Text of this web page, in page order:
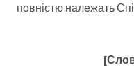
повністю належать